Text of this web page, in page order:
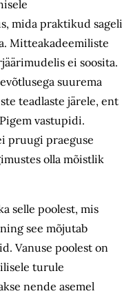
mida praktikud sageli
Mitteakadeemiliste
ei soosita.
suurema
teadlaste järele, ent
vastupidi.
pruugi praeguse
olla mõistlik
selle poolest, mis
see mõjutab
Vanuse poolest on
turule
nende asemel